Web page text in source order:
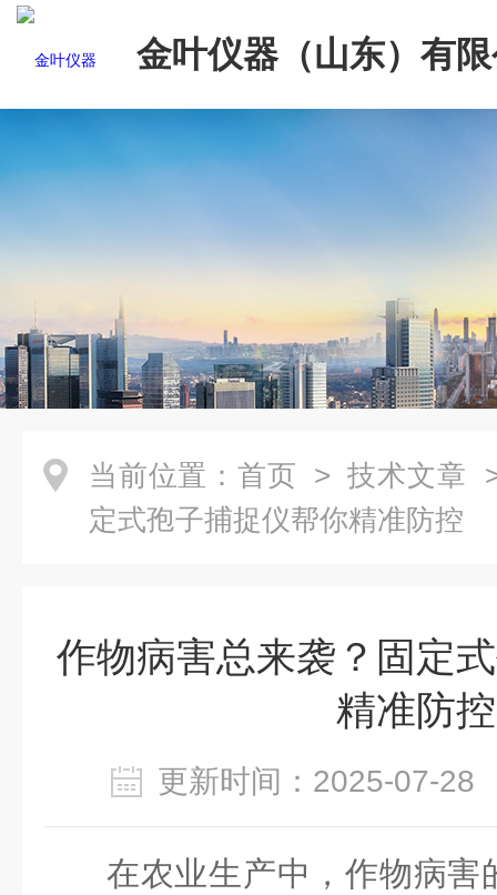
金叶仪器（山东）有
当前位置： 首页 > 技术文章
定式孢子捕捉仪帮你精准防控
作物病害总来袭？固定
精准防控
更新时间：2025-07-
在农业生产中，作物病害